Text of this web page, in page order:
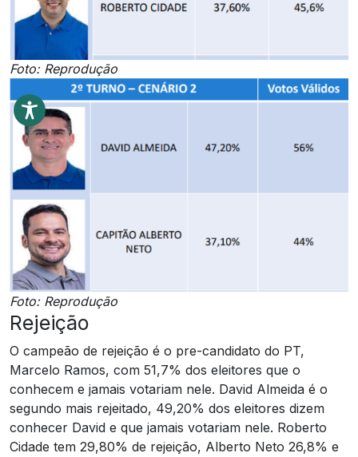
Foto: Reprodução
Foto: Reprodução
Rejeição
O campeão de rejeição é o pre-candidato do PT,
Marcelo Ramos, com 51,7% dos eleitores que o
conhecem e jamais votariam nele. David Almeida é o
segundo mais rejeitado, 49,20% dos eleitores dizem
conhecer David e que jamais votariam nele. Roberto
Cidade tem 29,80% de rejeição, Alberto Neto 26,8% e